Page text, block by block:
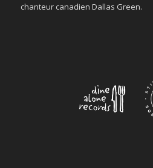
chanteur canadien Dallas Green.